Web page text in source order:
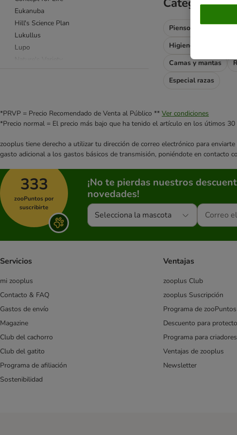
Eukanuba
Hill's Science Plan
Lukullus
Lupo
Taste of the Wild
Sin cereales
Hipoalergénica y gastrointestinal
Natural
Prensada en frío
Comida deshidratada
Light
Vegetariana y vegana
Cachorros
Sénior
Razas pequeñas (Small y Mini)
Cordero
Salmón
Pienso barato para perros
Especial criadores
Affinity Advance
Affinity Advance Veterinary Diets
Affinity Brekkies
Categorías
Pienso para perros
Higiene y cortapelos
Camas y mantas
Especial razas
*PRVP = Precio Recomendado de Venta al Público ** Ver condiciones
*Precio normal = El precio más bajo que ha tenido el artículo en los útimos 30
zooplus tiene derecho a utilizar tu dirección de correo electrónico para
gasto adicional a los gastos básicos de transmisión, poniéndote en contacto
333
zooPuntos por
suscribirte
¡No te pierdas nuestros
novedades!
Selecciona la mascota
Servicios
mi zooplus
Contacto & FAQ
Gastos de envío
Magazine
Club del cachorro
Club del gatito
Programa de afiliación
Sostenibilidad
Ventajas
zooplus Club
zooplus Suscripción
Programa de zooPuntos
Descuento para
Programa para criadores
Ventajas de zooplus
Newsletter